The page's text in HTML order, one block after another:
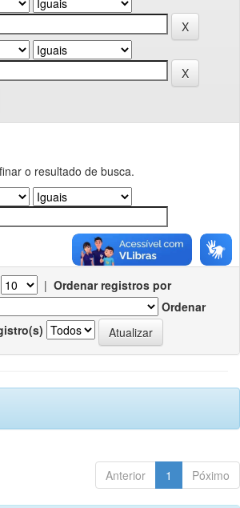
o resultado de busca.
| Ordenar registros por
Ordenar
Anterior 1 Póximo